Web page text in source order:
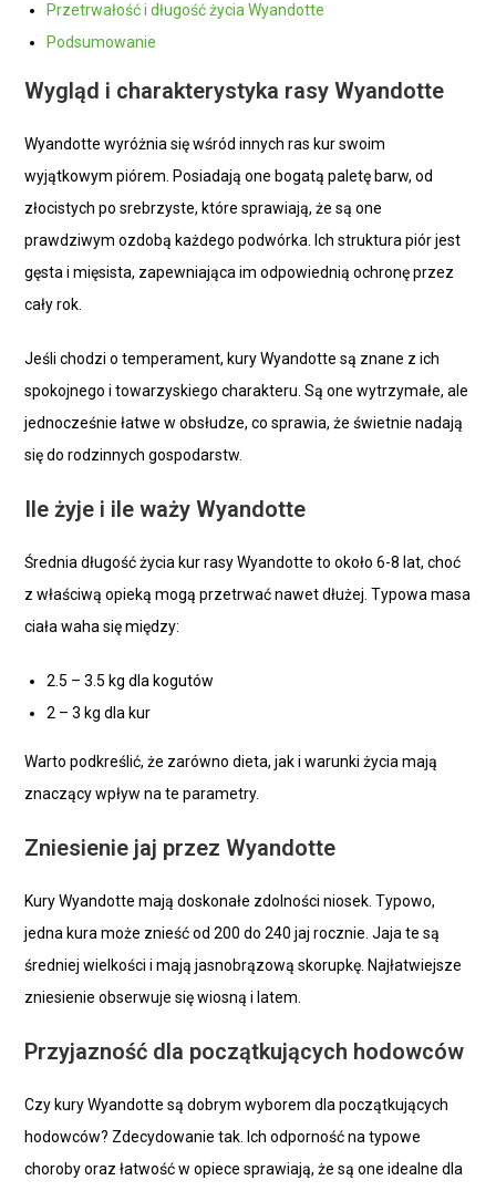
Przetrwałość i długość życia Wyandotte
Podsumowanie
Wygląd i charakterystyka rasy Wyandotte
Wyandotte wyróżnia się wśród innych ras kur swoim
wyjątkowym piórem. Posiadają one bogatą paletę barw, od
złocistych po srebrzyste, które sprawiają, że są one
prawdziwym ozdobą każdego podwórka. Ich struktura piór jest
gęsta i mięsista, zapewniająca im odpowiednią ochronę przez
cały rok.
Jeśli chodzi o temperament, kury Wyandotte są znane z ich
spokojnego i towarzyskiego charakteru. Są one wytrzymałe, ale
jednocześnie łatwe w obsłudze, co sprawia, że świetnie nadają
się do rodzinnych gospodarstw.
Ile żyje i ile waży Wyandotte
Średnia długość życia kur rasy Wyandotte to około 6-8 lat, choć
z właściwą opieką mogą przetrwać nawet dłużej. Typowa masa
ciała waha się między:
2.5 – 3.5 kg dla kogutów
2 – 3 kg dla kur
Warto podkreślić, że zarówno dieta, jak i warunki życia mają
znaczący wpływ na te parametry.
Zniesienie jaj przez Wyandotte
Kury Wyandotte mają doskonałe zdolności niosek. Typowo,
jedna kura może znieść od 200 do 240 jaj rocznie. Jaja te są
średniej wielkości i mają jasnobrązową skorupkę. Najłatwiejsze
zniesienie obserwuje się wiosną i latem.
Przyjazność dla początkujących hodowców
Czy kury Wyandotte są dobrym wyborem dla początkujących
hodowców? Zdecydowanie tak. Ich odporność na typowe
choroby oraz łatwość w opiece sprawiają, że są one idealne dla